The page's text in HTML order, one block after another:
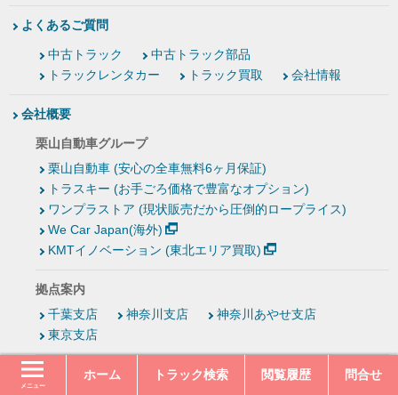
メニュー
ホーム トラック検索 閲覧履歴 問合せ
よくあるご質問
中古トラック
中古トラック部品
トラックレンタカー
トラック買取 会社情報
会社概要
栗山自動車グループ
栗山自動車 (安心の全車無料6ヶ月保証)
トラスキー (お手ごろ価格で豊富なオプション)
ワンプラストア (現状販売だから圧倒的ロープライス)
We Car Japan(海外)
KMTイノベーション (東北エリア買取)
拠点案内
千葉支店
神奈川支店
神奈川あやせ支店
東京支店
栗山自動車の取り組み